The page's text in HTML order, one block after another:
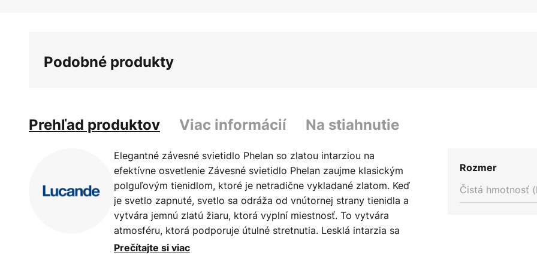
obrázkov
Podobné produkty
Prehľad produktov Viac informácií Na stiahnutie
Elegantné závesné svietidlo Phelan so zlatou intarziou na
efektívne osvetlenie Závesné svietidlo Phelan zaujme klasickým
polguľovým tienidlom, ktoré je netradične vykladané zlatom. Keď
je svetlo zapnuté, svetlo sa odráža od vnútornej strany tienidla a
vytvára jemnú zlatú žiaru, ktorá vyplní miestnosť. To vytvára
atmosféru, ktorá podporuje útulné stretnutia. Lesklá intarzia sa
zdá byť v kontraste s matným lakom oceľového krytu. Farby sa
Prečítajte si viac
Rozmer
Čistá hmotnosť